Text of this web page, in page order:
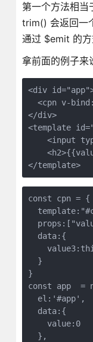
第一个方法相
trim() 会返回一
通过 $emit 的方
拿前面的例子来
<div
<cpn v-
</div>
<template
<input
</template>
const cpn = {
  data:{
  }
}
const app  =
  el:'#app',
  data:{
    value:0
  },